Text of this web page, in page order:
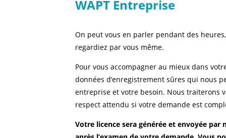
WAPT Entreprise
On peut vous en parler pendant des
regardiez par vous même.
Pour vous accompagner au mieux dans
données d’enregistrement sûres qui nous
entreprise et votre besoin. Nous traiterons
respect attendu si votre demande est
Votre licence sera générée et envoyée par